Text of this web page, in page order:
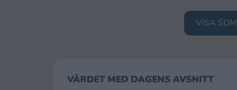
VISA SOM
VÄRDET MED DAGENS AVSNITT